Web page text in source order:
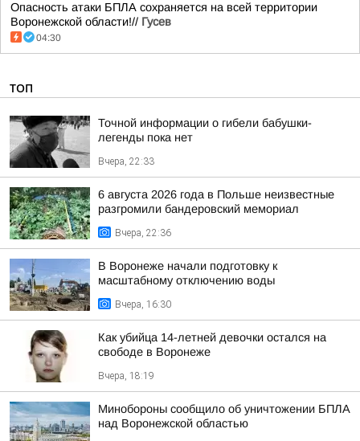
Опасность атаки БПЛА сохраняется на всей территории
Воронежской области!// Гусев
04:30
ТОП
Точной информации о гибели бабушки-
легенды пока нет
Вчера, 22:33
6 августа 2026 года в Польше неизвестные
разгромили бандеровский мемориал
Вчера, 22:36
В Воронеже начали подготовку к
масштабному отключению воды
Вчера, 16:30
Как убийца 14-летней девочки остался на
свободе в Воронеже
Вчера, 18:19
Минобороны сообщило об уничтожении БПЛА
над Воронежской областью